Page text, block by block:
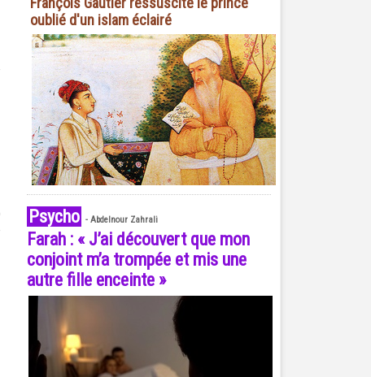
oublié d'un islam éclairé
Psycho - Abdelnour Zahrali
Farah : « J’ai découvert que mon
conjoint m’a trompée et mis une
autre fille enceinte »